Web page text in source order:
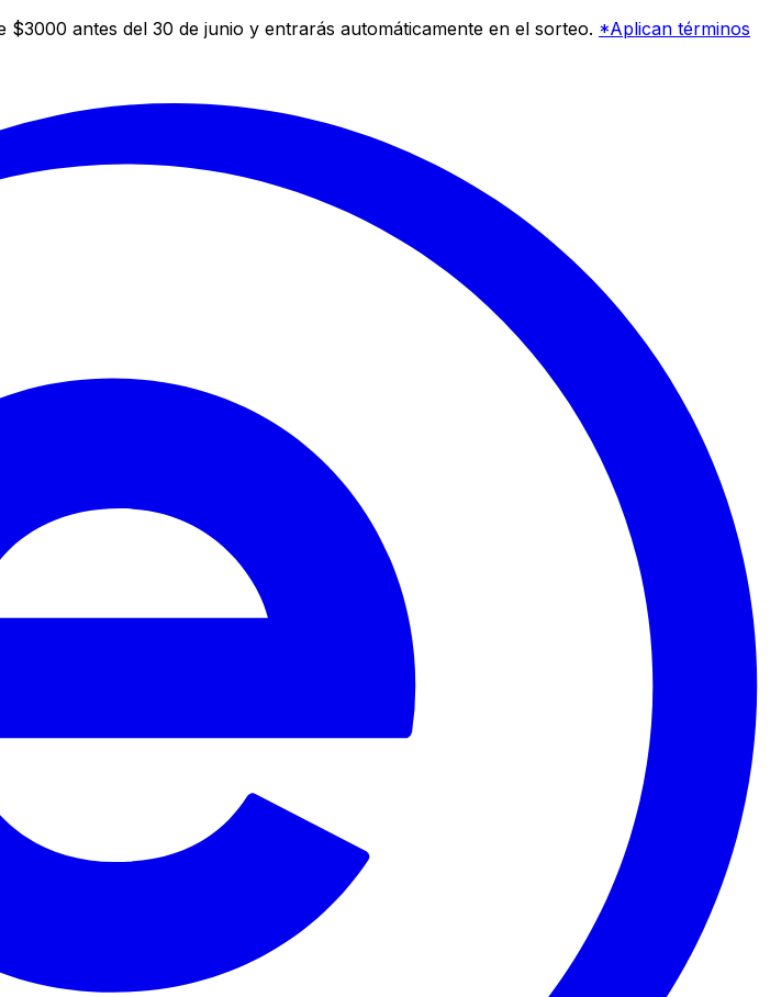
$3000 antes del 30 de junio y entrarás automáticamente en el sorteo. *Aplican términos